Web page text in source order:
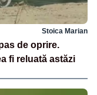
Stoica Marian
de oprire.
fi reluată astăzi